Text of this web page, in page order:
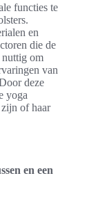
functies te
en
die de
nuttig om
van
deze
yoga
of haar
en een